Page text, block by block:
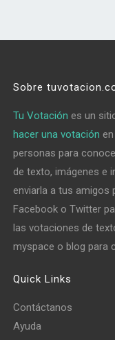
Sobre
Tu Votación es un
hacer una votación
personas para
de texto, imágenes e
enviarla a tus amigos
Facebook o Twitter
las votaciones de
myspace o blog para
Quick Links
Contáctanos
Ayuda